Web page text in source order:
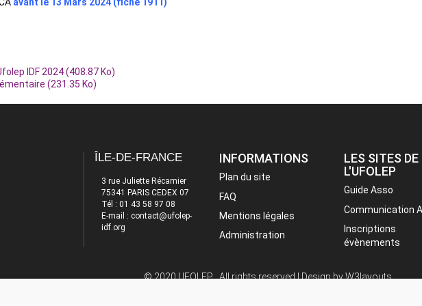
IDF 2024 (408.87 Ko)
(231.35 Ko)
ÎLE-DE-FRANCE
3 rue Juliette Récamier
75341 PARIS CEDEX 07
Tél : 01 43 58 97 08
E-mail : contact@ufolep-
idf.org
INFORMATIONS
Plan du site
FAQ
Mentions légales
Administration
LES SITES DE
L'UFOLEP
Guide Asso
Communication
Inscriptions
évènements
© 2020 UFOLEP . All rights reserved | Design byW3layouts.